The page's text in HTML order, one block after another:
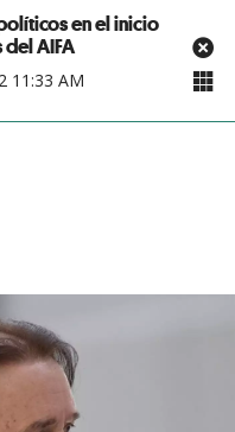
en el inicio
AIFA
11:33 AM